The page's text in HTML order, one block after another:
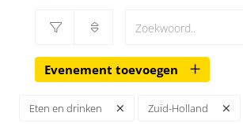
Evenement toevoegen
Eten en drinken Zuid-Holland